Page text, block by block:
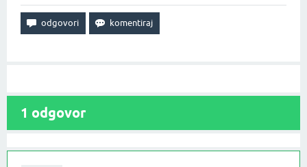
1 odgovor